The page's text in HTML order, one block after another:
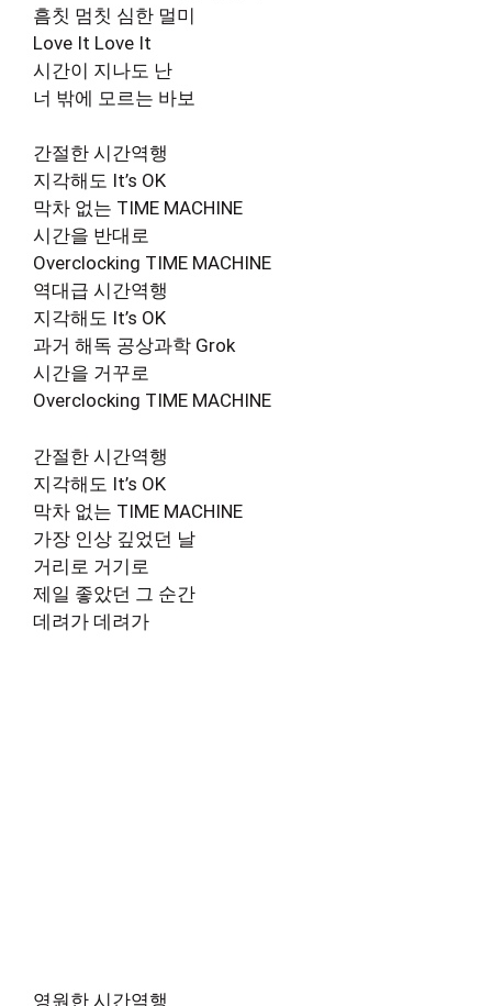
흠칫 멈칫 심한 멀미
Love It Love It
시간이 지나도 난
너 밖에 모르는 바보
간절한 시간역행
지각해도 It’s OK
막차 없는 TIME MACHINE
시간을 반대로
Overclocking TIME MACHINE
역대급 시간역행
지각해도 It’s OK
과거 해독 공상과학 Grok
시간을 거꾸로
Overclocking TIME MACHINE
간절한 시간역행
지각해도 It’s OK
막차 없는 TIME MACHINE
가장 인상 깊었던 날
거리로 거기로
제일 좋았던 그 순간
데려가 데려가
영원한 시간역행